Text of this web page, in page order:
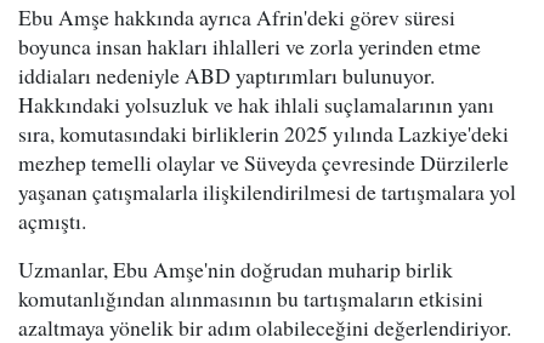
Ebu Amşe hakkında ayrıca Afrin'deki görev süresi
boyunca insan hakları ihlalleri ve zorla yerinden etme
iddiaları nedeniyle ABD yaptırımları bulunuyor.
Hakkındaki yolsuzluk ve hak ihlali suçlamalarının yanı
sıra, komutasındaki birliklerin 2025 yılında Lazkiye'deki
mezhep temelli olaylar ve Süveyda çevresinde Dürzilerle
yaşanan çatışmalarla ilişkilendirilmesi de tartışmalara yol
açmıştı.
Uzmanlar, Ebu Amşe'nin doğrudan muharip birlik
komutanlığından alınmasının bu tartışmaların etkisini
azaltmaya yönelik bir adım olabileceğini değerlendiriyor.